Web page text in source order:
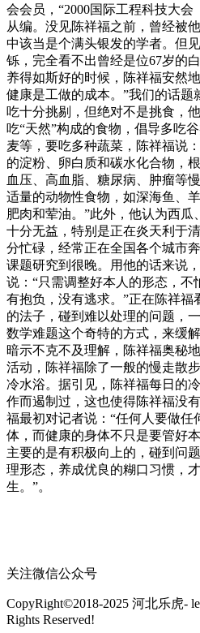
会会员，“2000国际工程科技大
从编。没见陈祥福之前，曾经被
中该当是个满头银发的学者。但
铄，完全看不出曾经是位67岁的
养得如斯好的时候，陈祥福安然
健康是工做的成本。”我们的话
吃十分挑剔，但绝对不是挑食，
吃“天然”构成的食物，倡导多吃
麦等，要吃多种蔬菜，陈祥福说
的淀粉、卵白质和碳水化合物，
血压、高血脂、糖尿病、肿瘤等
适量的动物性食物，如深海鱼、
肥肉和荤油。”此外，他认为西
十分无益，特别是正在炎天利于
分忙碌，经常正在全国各个城市
课题研究到很晚。用他的话来说
说：“只需调整好本人的形态，
有抱负，没有逃求。”正在陈祥福
的法子，碰到难以处理的问题，
数学难题这个奇特的方式，来缓
暗示不克不及理解，陈祥福奥秘
活动，陈祥福除了一般的慢走散
冷水浴。据引见，陈祥福每日的
作而遏制过，这也使得陈祥福没
福最初对记者说：“任何人要做任
体，而健康的身体不只是要管好
主要的是有积极向上的，碰到问
理形态，养成优良的糊口习惯，
生。”。
关注微信公众号
CopyRight©2018-2025 河北乐虎-
Rights Reserved!